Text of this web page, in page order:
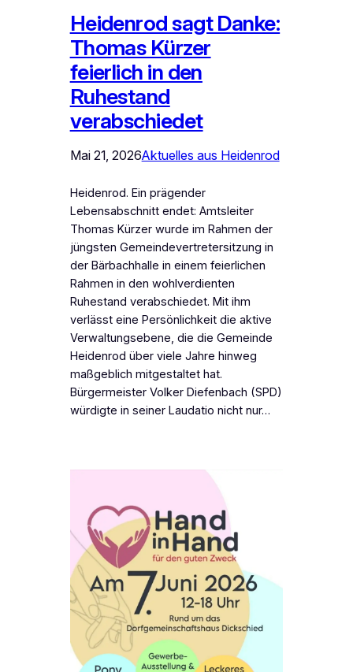
Heidenrod sagt Danke:
Thomas Kürzer
feierlich in den
Ruhestand
verabschiedet
Mai 21, 2026Aktuelles aus Heidenrod
Heidenrod. Ein prägender
Lebensabschnitt endet: Amtsleiter
Thomas Kürzer wurde im Rahmen der
jüngsten Gemeindevertretersitzung in
der Bärbachhalle in einem feierlichen
Rahmen in den wohlverdienten
Ruhestand verabschiedet. Mit ihm
verlässt eine Persönlichkeit die aktive
Verwaltungsebene, die die Gemeinde
Heidenrod über viele Jahre hinweg
maßgeblich mitgestaltet hat.
Bürgermeister Volker Diefenbach (SPD)
würdigte in seiner Laudatio nicht nur…